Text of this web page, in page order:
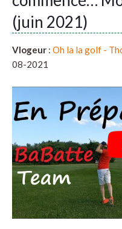
(juin 2021)
Vlogeur : Oh la la golf -
08-2021